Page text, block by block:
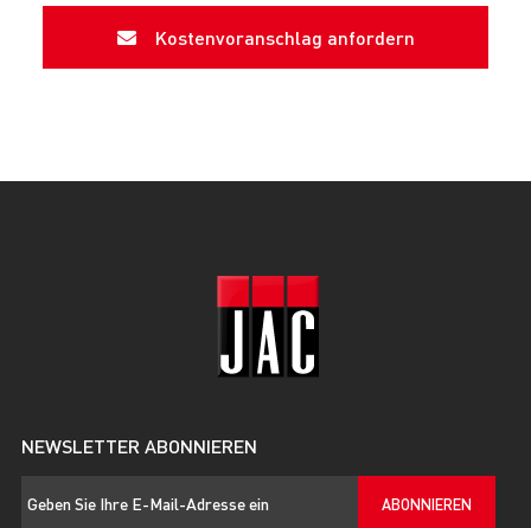
Kostenvoranschlag anfordern
NEWSLETTER ABONNIEREN
ABONNIEREN